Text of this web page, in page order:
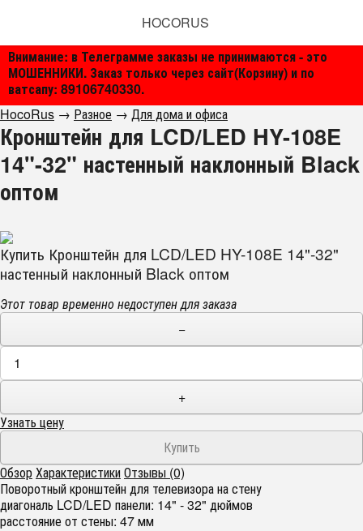
Внимание: в Телеграмме заказы не принимаются - это
МОШЕННИКИ. Заказ только через сайт(Корзину) и по
ватсапу: 89106740330.
HOCORUS
HocoRus → Разное → Для дома и офиса
Кронштейн для LCD/LED HY-108E
14"-32" настенный наклонный Black
оптом
Купить Кронштейн для LCD/LED HY-108E 14"-32"
настенный наклонный Black оптом
Этот товар временно недоступен для заказа
−
+
Узнать цену
ОбзорХарактеристикиОтзывы (0)
Поворотный кронштейн для телевизора на стену
диагональ LCD/LED панели: 14" - 32" дюймов
расстояние от стены: 47 мм